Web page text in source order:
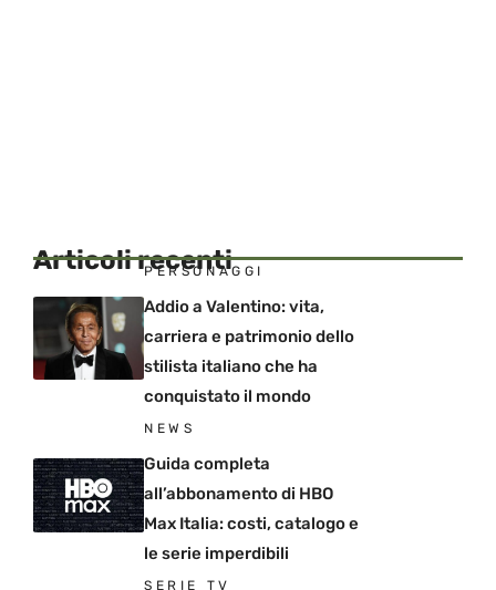
Articoli recenti
PERSONAGGI
Addio a Valentino: vita,
carriera e patrimonio dello
stilista italiano che ha
conquistato il mondo
NEWS
Guida completa
all’abbonamento di HBO
Max Italia: costi, catalogo e
le serie imperdibili
SERIE TV